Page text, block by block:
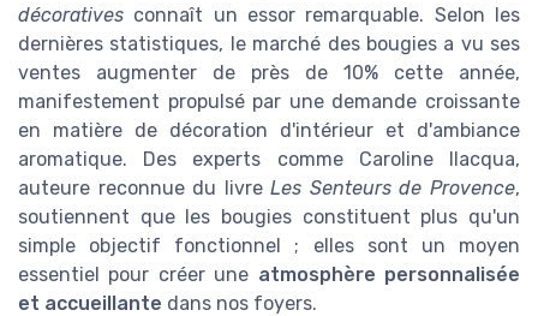
décoratives connaît un essor remarquable. Selon les
dernières statistiques, le marché des bougies a vu ses
ventes augmenter de près de 10% cette année,
manifestement propulsé par une demande croissante
en matière de décoration d'intérieur et d'ambiance
aromatique. Des experts comme Caroline Ilacqua,
auteure reconnue du livreLes Senteurs de Provence,
soutiennent que les bougies constituent plus qu'un
simple objectif fonctionnel ; elles sont un moyen
essentiel pour créer une atmosphère personnalisée
et accueillante dans nos foyers.